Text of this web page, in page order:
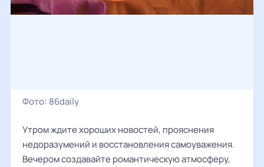
Фото: 86daily
Утром ждите хороших новостей, прояснения
недоразумений и восстановления самоуважения.
Вечером создавайте романтическую атмосферу,